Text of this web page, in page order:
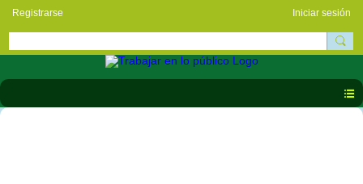
Registrarse Iniciar sesión